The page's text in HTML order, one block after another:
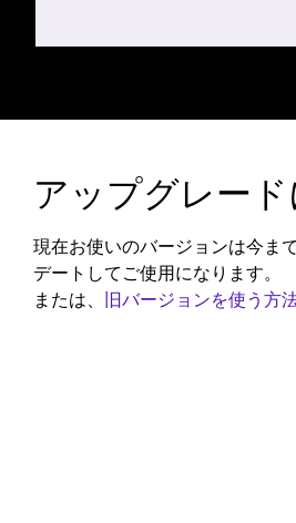
アップグレー
現在お使いのバージョンは今ま
デートしてご使用になります。
または、
旧バージョンを使う方